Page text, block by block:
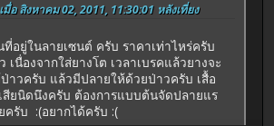
มื่อ สิงหาคม 02, 2011, 11:30:01 หลังเที่ยง
อยู่ในลายเซนต์ ครับ ราคาเท่าไหร่ครับ
เนื่องจากใส่ยางโต เวลาเบรคแล้วยางจะ
าวครับ แล้วมีปลายให้ด้วยป่าวครับ เสื้อ
สียนิดนึงครับ ต้องการแบบต้นจัดปลายแร
ครับ :(อยากได้ครับ :(